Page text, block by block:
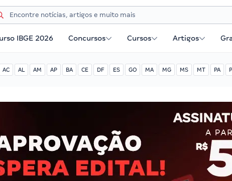
IBGE 2026 Concursos Cursos Artigos
AC AL AM AP BA CE DF ES GO MA MG MS MT PA